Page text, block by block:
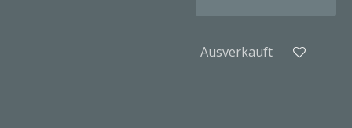
Ausverkauft